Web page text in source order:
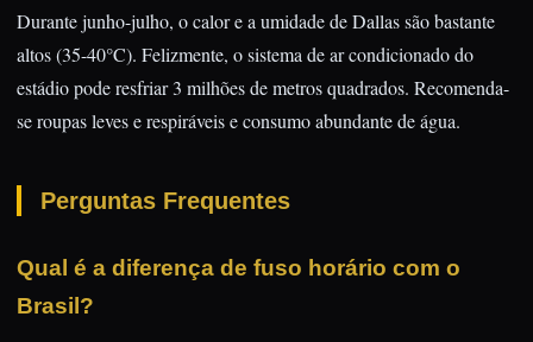
Durante junho-julho, o calor e a umidade de Dallas são bastante
altos (35-40°C). Felizmente, o sistema de ar condicionado do
estádio pode resfriar 3 milhões de metros quadrados. Recomenda-
se roupas leves e respiráveis e consumo abundante de água.
Perguntas Frequentes
Qual é a diferença de fuso horário com o
Brasil?